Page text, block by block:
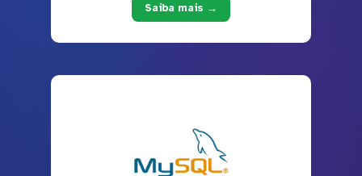
Saiba mais →